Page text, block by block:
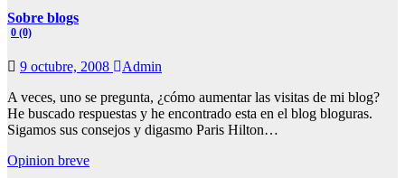
Sobre blogs
0 (0)
9 octubre, 2008
Admin
A veces, uno se pregunta, ¿cómo aumentar las visitas de mi blog?
He buscado respuestas y he encontrado esta en el blog bloguras.
Sigamos sus consejos y digasmo Paris Hilton…
Opinion breve